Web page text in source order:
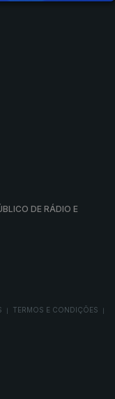
DE RÁDIO E
TERMOS E CONDIÇÕES